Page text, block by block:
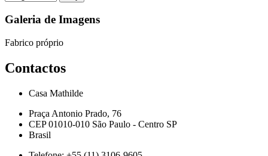
Galeria de Imagens
Fabrico próprio
Contactos
Casa Mathilde
Praça Antonio Prado, 76
CEP 01010-010 São Paulo - Centro SP
Brasil